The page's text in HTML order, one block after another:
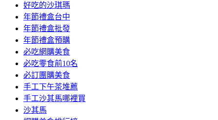
好吃的沙琪瑪
年節禮盒台中
年節禮盒批發
年節禮盒預購
必吃網購美食
必吃零食前10名
必訂團購美食
手工下午茶堆薦
手工沙其馬哪裡買
沙其馬